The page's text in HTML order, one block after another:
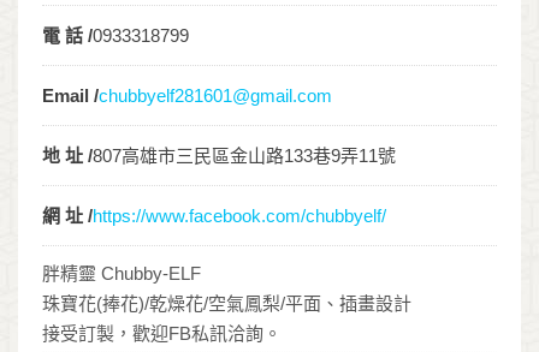
電 話 /0933318799
Email /chubbyelf281601@gmail.com
地 址 /807高雄市三民區金山路133巷9弄11號
網 址 /https://www.facebook.com/chubbyelf/
胖精靈 Chubby-ELF
珠寶花(捧花)/乾燥花/空氣鳳梨/平面、插畫設計
接受訂製，歡迎FB私訊洽詢。